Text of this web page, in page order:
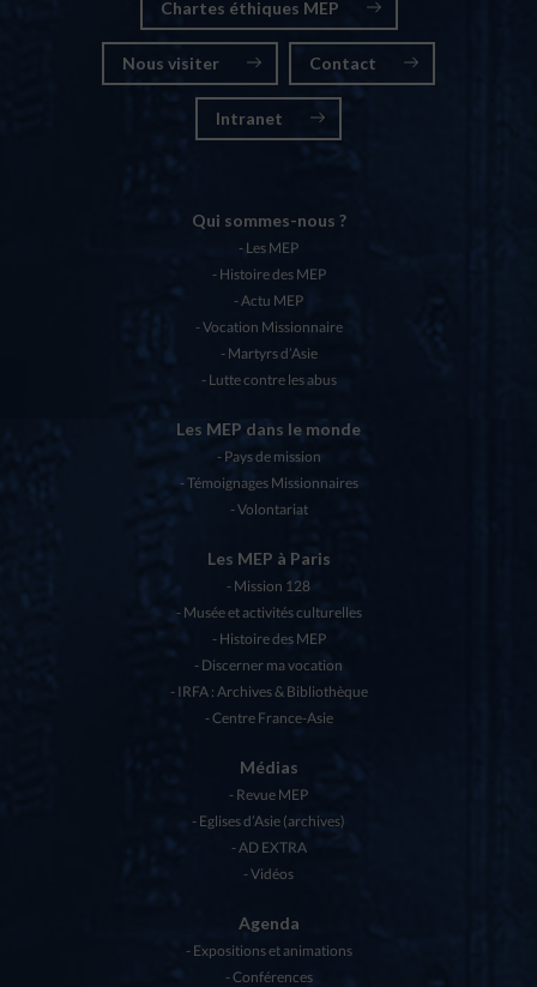
Chartes éthiques MEP
Nous visiter Contact
Intranet
Qui sommes-nous ?
Les MEP
Histoire des MEP
Actu MEP
Vocation Missionnaire
Martyrs d’Asie
Lutte contre les abus
Les MEP dans le monde
Pays de mission
Témoignages Missionnaires
Volontariat
Les MEP à Paris
Mission 128
Musée et activités culturelles
Histoire des MEP
Discerner ma vocation
IRFA : Archives & Bibliothèque
Centre France-Asie
Médias
Revue MEP
Eglises d’Asie (archives)
AD EXTRA
Vidéos
Agenda
Expositions et animations
Conférences